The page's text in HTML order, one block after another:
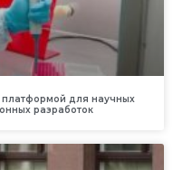
платформой для научных
разработок